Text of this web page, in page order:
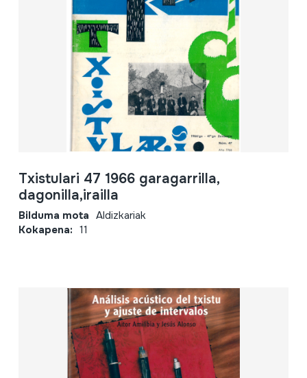
Txistulari 47 1966 garagarrilla,
dagonilla,irailla
Bilduma mota Aldizkariak
Kokapena: 11